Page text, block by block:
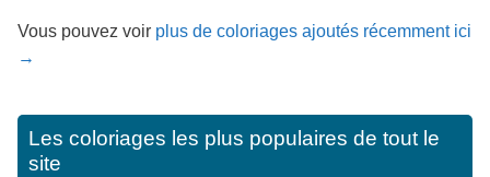
Vous pouvez voir plus de coloriages ajoutés récemment ici
→
Les coloriages les plus populaires de tout le
site